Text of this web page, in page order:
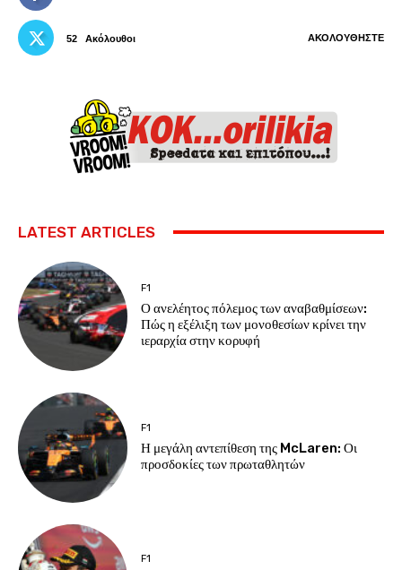
52 Ακόλουθοι ΑΚΟΛΟΥΘΉΣΤΕ
LATEST ARTICLES
F1
Ο ανελέητος πόλεμος των αναβαθμίσεων:
Πώς η εξέλιξη των μονοθεσίων κρίνει την
ιεραρχία στην κορυφή
F1
Η μεγάλη αντεπίθεση της McLaren: Οι
προσδοκίες των πρωταθλητών
F1